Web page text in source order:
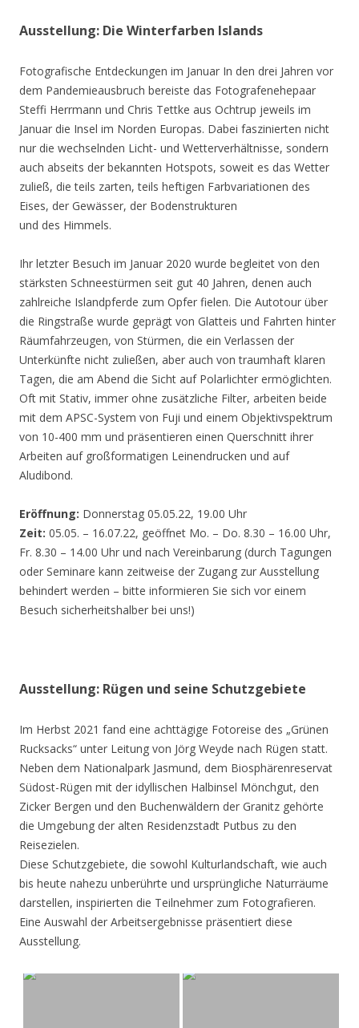
Ausstellung: Die Winterfarben Islands
Fotografische Entdeckungen im Januar In den drei Jahren vor
dem Pandemieausbruch bereiste das Fotografenehepaar
Steffi Herrmann und Chris Tettke aus Ochtrup jeweils im
Januar die Insel im Norden Europas. Dabei faszinierten nicht
nur die wechselnden Licht- und Wetterverhältnisse, sondern
auch abseits der bekannten Hotspots, soweit es das Wetter
zuließ, die teils zarten, teils heftigen Farbvariationen des
Eises, der Gewässer, der Bodenstrukturen
und des Himmels.
Ihr letzter Besuch im Januar 2020 wurde begleitet von den
stärksten Schneestürmen seit gut 40 Jahren, denen auch
zahlreiche Islandpferde zum Opfer fielen. Die Autotour über
die Ringstraße wurde geprägt von Glatteis und Fahrten hinter
Räumfahrzeugen, von Stürmen, die ein Verlassen der
Unterkünfte nicht zuließen, aber auch von traumhaft klaren
Tagen, die am Abend die Sicht auf Polarlichter ermöglichten.
Oft mit Stativ, immer ohne zusätzliche Filter, arbeiten beide
mit dem APSC-System von Fuji und einem Objektivspektrum
von 10-400 mm und präsentieren einen Querschnitt ihrer
Arbeiten auf großformatigen Leinendrucken und auf
Aludibond.
Eröffnung: Donnerstag 05.05.22, 19.00 Uhr
Zeit: 05.05. – 16.07.22, geöffnet Mo. – Do. 8.30 – 16.00 Uhr,
Fr. 8.30 – 14.00 Uhr und nach Vereinbarung (durch Tagungen
oder Seminare kann zeitweise der Zugang zur Ausstellung
behindert werden – bitte informieren Sie sich vor einem
Besuch sicherheitshalber bei uns!)
Ausstellung: Rügen und seine Schutzgebiete
Im Herbst 2021 fand eine achttägige Fotoreise des „Grünen
Rucksacks“ unter Leitung von Jörg Weyde nach Rügen statt.
Neben dem Nationalpark Jasmund, dem Biosphärenreservat
Südost-Rügen mit der idyllischen Halbinsel Mönchgut, den
Zicker Bergen und den Buchenwäldern der Granitz gehörte
die Umgebung der alten Residenzstadt Putbus zu den
Reisezielen.
Diese Schutzgebiete, die sowohl Kulturlandschaft, wie auch
bis heute nahezu unberührte und ursprüngliche Naturräume
darstellen, inspirierten die Teilnehmer zum Fotografieren.
Eine Auswahl der Arbeitsergebnisse präsentiert diese
Ausstellung.